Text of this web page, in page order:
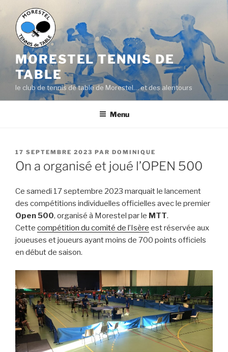
contenu
principal
MORESTEL TENNIS DE
TABLE
le club de tennis de table de Morestel… et des alentours
Menu
PUBLIÉ
LE
17 SEPTEMBRE 2023 PAR DOMINIQUE
On a organisé et joué l’OPEN 500
Ce samedi 17 septembre 2023 marquait le lancement
des compétitions individuelles officielles avec le premier
Open 500, organisé à Morestel par le MTT.
Cette compétition du comité de l’Isère est réservée aux
joueuses et joueurs ayant moins de 700 points officiels
en début de saison.